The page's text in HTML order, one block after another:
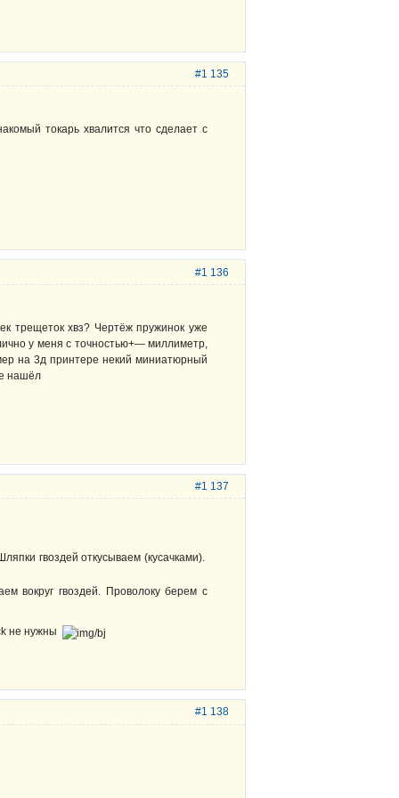
#1 135
токарь хвалится что сделает с
#1 136
трещеток хвз? Чертёж пружинок уже
у меня с точностью+— миллиметр,
на 3д принтере некий миниатюрный
нашёл
#1 137
гвоздей откусываем (кусачками).
вокруг гвоздей. Проволоку берем с
не нужны
#1 138